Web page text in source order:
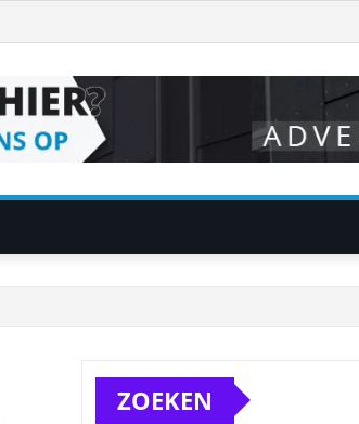
ZOEKEN